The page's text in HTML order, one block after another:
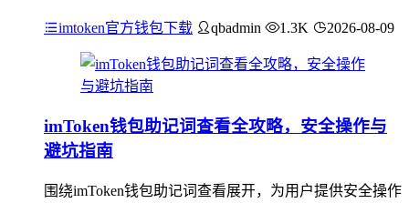
imtoken官方钱包下载 qbadmin 1.3K 2026-08-09
imToken钱包助记词查看全攻略，安全操作与
避坑指南
围绕imToken钱包助记词查看展开，为用户提供安全操作